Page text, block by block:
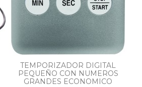
TEMPORIZADOR DIGITAL
PEQUEÑO CON NUMEROS
GRANDES ECONOMICO